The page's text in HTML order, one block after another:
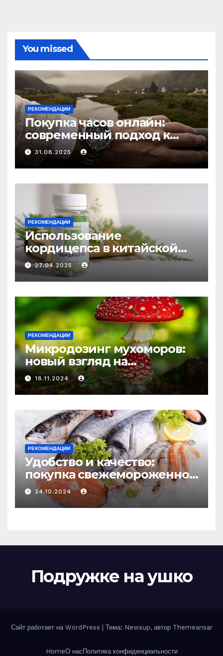
You missed
РЕКОМЕНДАЦИИ
Покупка часов онлайн:
современный подход к
выбору аксессуаров
31.08.2025
РЕКОМЕНДАЦИИ
Использование
кордицепса в китайской
медицине: природное
средство против усталости
и истощения
27.04.2025
РЕКОМЕНДАЦИИ
Микродозинг мухоморов:
новый взгляд на
психоделику
18.11.2024
РЕКОМЕНДАЦИИ
Удобство и качество:
покупка свежемороженной
рыбы онлайн
24.10.2024
Подружке на ушко
Сайт работает на WordPress Тема: Newsup, автор Themeansar
HomeО нас Политика конфиденциальности